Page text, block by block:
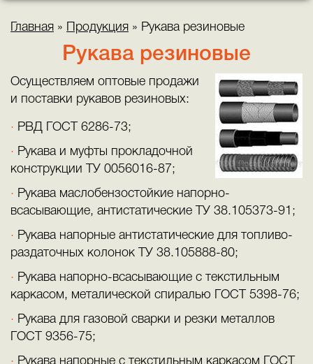
Главная » Продукция » Рукава резиновые
Рукава резиновые
Осуществляем оптовые продажи
и поставки рукавов резиновых:
РВД ГОСТ 6286-73;
Рукава и муфты прокладочной
конструкции ТУ 0056016-87;
Рукава маслобензостойкие напорно-
всасывающие, антистатические ТУ 38.105373-91;
Рукава напорные антистатические для топливо-
раздаточных колонок ТУ 38.105888-80;
Рукава напорно-всасывающие с текстильным
каркасом, металической спиралью ГОСТ 5398-76;
Рукава для газовой сварки и резки металлов
ГОСТ 9356-75;
Рукава напорные с текстильным каркасом ГОСТ